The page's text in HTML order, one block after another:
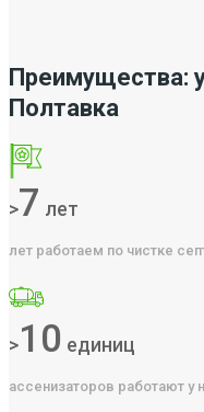
Преимущества:
Полтавка
>7 лет
лет работаем по чистке
>10 единиц
ассенизаторов работают у